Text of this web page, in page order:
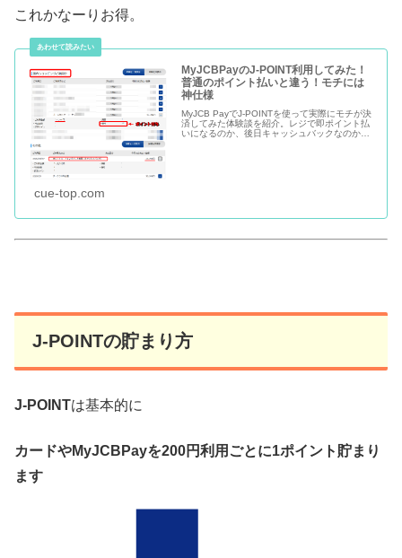
これかなーりお得。
MyJCBPayのJ-POINT利用してみた！
普通のポイント払いと違う！モチには
神仕様
MyJCB PayでJ-POINTを使って実際にモチが決
済してみた体験談を紹介。レジで即ポイント払
いになるのか、後日キャッシュバックなのか、
cue-top.com
J-POINTの貯まり方
J-POINTは基本的に
カードやMyJCBPayを200円利用ごとに1ポイント貯まり
ます